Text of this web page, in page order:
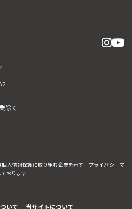
除く
いて 当サイトについて
個人情報保護に取り組む企業を示す
「プライバシーマ
ております